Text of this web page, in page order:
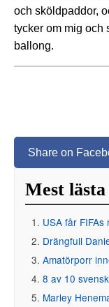
och sköldpaddor,
tycker om mig och
ballong.
Share on
Mest
USA får
Drängfull
Amatörporr
8 av 10
Marley